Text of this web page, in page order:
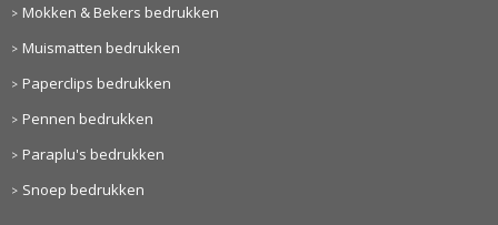
Mokken & Bekers bedrukken
Muismatten bedrukken
Paperclips bedrukken
Pennen bedrukken
Paraplu's bedrukken
Snoep bedrukken